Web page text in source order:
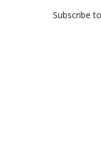
Subscribe